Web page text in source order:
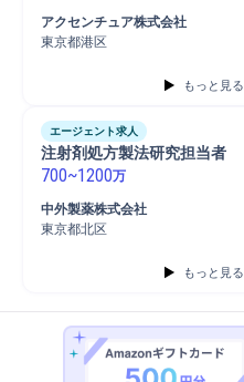
アクセンチュア株式会社
東京都港区
もっと見る
エージェント求人
注射剤処方製法研究担当者
700~1200万
中外製薬株式会社
東京都北区
もっと見る